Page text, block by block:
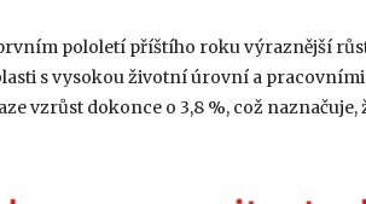
pololetí příštího roku výraznější
s vysokou životní úrovní a
vzrůst dokonce o 3,8 %, což naznačuje,